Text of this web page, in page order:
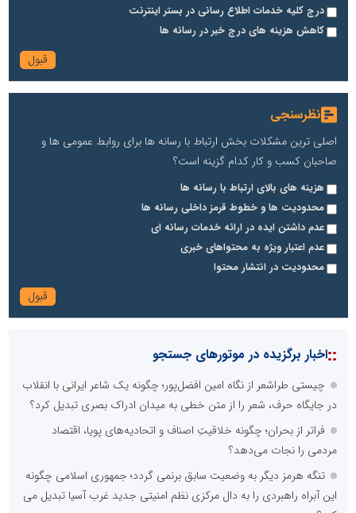
درج کلیه خدمات اطلاع رسانی در بستر اینترنت
کاهش هزینه های درج خبر در رسانه ها
نظرسنجی
اصلی ترین مشکلات بخش ارتباط با رسانه ها برای روابط عمومی ها و
صاحبان کسب و کار کدام گزینه است؟
هزینه های بالای ارتباط با رسانه ها
محدودیت ها و خطوط قرمز داخلی رسانه ها
عدم داشتن ایده در ارائه خدمات رسانه ای
عدم اعتبار ویژه به محتواهای خبری
محدودیت در انتشار محتوا
::اخبار برگزیده در موتورهای جستجو
چیستی طراشعر از نگاه امین افضل‌پور؛ چگونه یک شاعر ایرانی با انقلاب
در جایگاه حرف، شعر را از متن خطی به میدان ادراک بصری تبدیل کرد؟
فراتر از بحران؛ چگونه خلاقیتِ اصناف و اتحادیه‌های پویا، اقتصاد
مردمی را نجات می‌دهد؟
تنگه هرمز دیگر به وضعیت سابق برنمی گردد؛ جمهوری اسلامی چگونه
این آبراه راهبردی را به دال مرکزی نظم امنیتی جدید غرب آسیا تبدیل می